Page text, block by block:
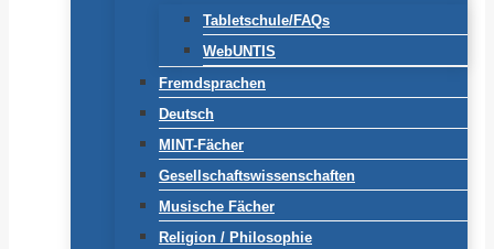
Tabletschule/FAQs
WebUNTIS
Fremdsprachen
Deutsch
MINT-Fächer
Gesellschaftswissenschaften
Musische Fächer
Religion / Philosophie